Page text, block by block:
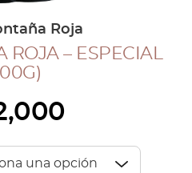
Roja
– ESPECIAL